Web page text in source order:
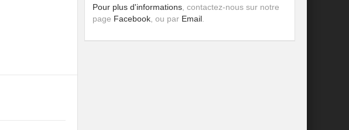
Pour plus d'informations , contactez-nous sur notre
page Facebook , ou par Email